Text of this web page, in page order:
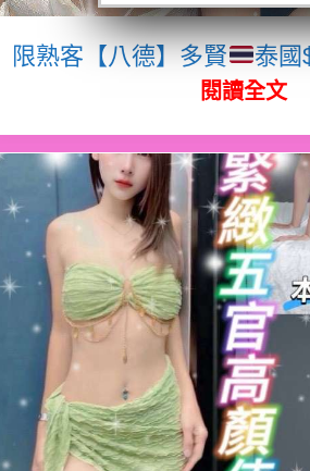
限熟客【八德】多賢 泰國
閱讀全文